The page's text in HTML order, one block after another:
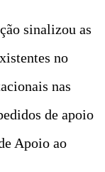
sinalizou as
no
nas
de apoio
Apoio ao